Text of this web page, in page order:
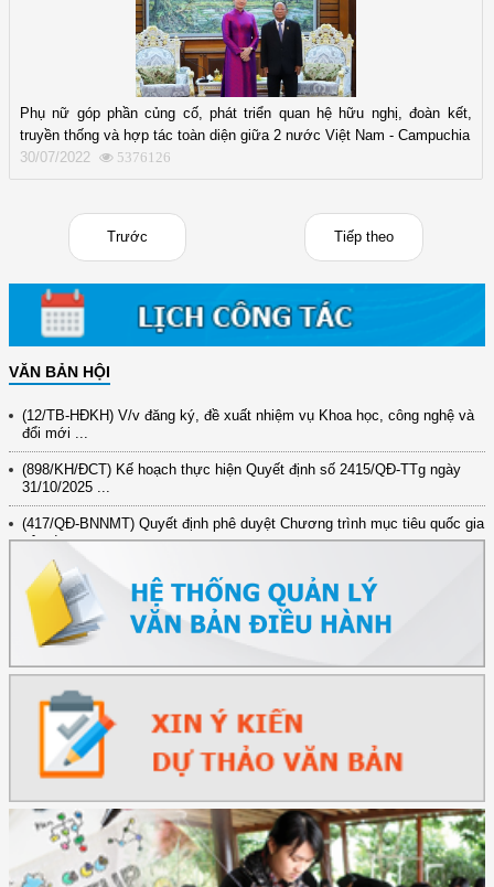
Phụ nữ góp phần củng cố, phát triển quan hệ hữu nghị, đoàn kết,
truyền thống và hợp tác toàn diện giữa 2 nước Việt Nam - Campuchia
30/07/2022
5376126
Trước Tiếp theo
VĂN BẢN HỘI
(12/TB-HĐKH) V/v đăng ký, đề xuất nhiệm vụ Khoa học, công nghệ và
đổi mới ...
(898/KH/ĐCT) Kế hoạch thực hiện Quyết định số 2415/QĐ-TTg ngày
31/10/2025 ...
(417/QĐ-BNNMT) Quyết định phê duyệt Chương trình mục tiêu quốc gia
xây dựng ...
(891/KH-ĐCT) Kế hoạch thực hiện Nghị quyết số 72-NQ/TW ngày
9/9/2025 của Bộ ...
(2415/QĐ-TTg) Quyết định về việc phê duyệt Đề án Hỗ trợ Phụ nữ khởi
nghiệp ...